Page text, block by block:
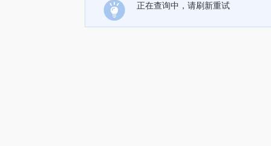
正在查询中，请刷新重试